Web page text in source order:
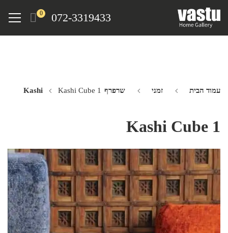
072-3319433
0
Menu
עמוד הבית זמני שרפרף Kashi Kashi Cube 1
Kashi Cube 1